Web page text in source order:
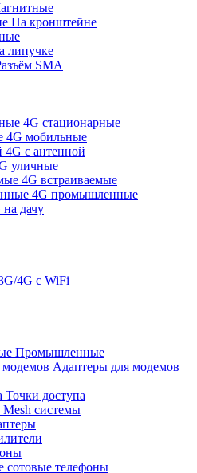
На кронштейне
липучке
SMA
4G стационарные
4G мобильные
4G с антенной
уличные
4G встраиваемые
4G промышленные
на дачу
4G с WiFi
Промышленные
Адаптеры для модемов
Точки доступа
Mesh системы